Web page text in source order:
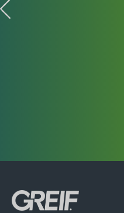
ВИДІЛІТЬ